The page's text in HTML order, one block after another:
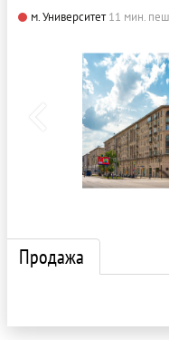
м. Университет 11 мин.
Продажа